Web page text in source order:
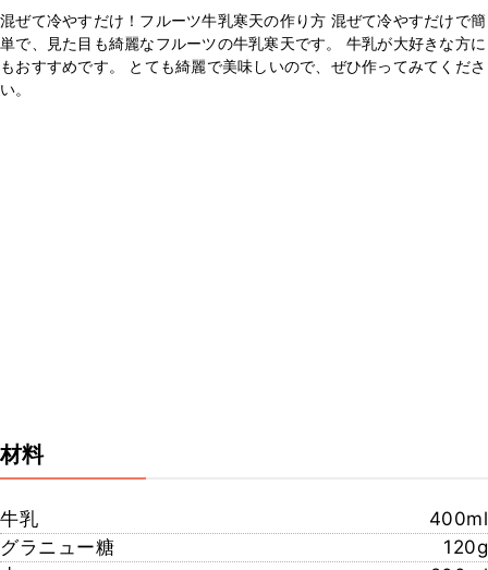
混ぜて冷やすだけ！フルーツ牛乳寒天の作り方 混ぜて冷やすだけで簡
単で、見た目も綺麗なフルーツの牛乳寒天です。 牛乳が大好きな方に
もおすすめです。 とても綺麗で美味しいので、ぜひ作ってみてくださ
い。
材料
牛乳
400ml
グラニュー糖
120g